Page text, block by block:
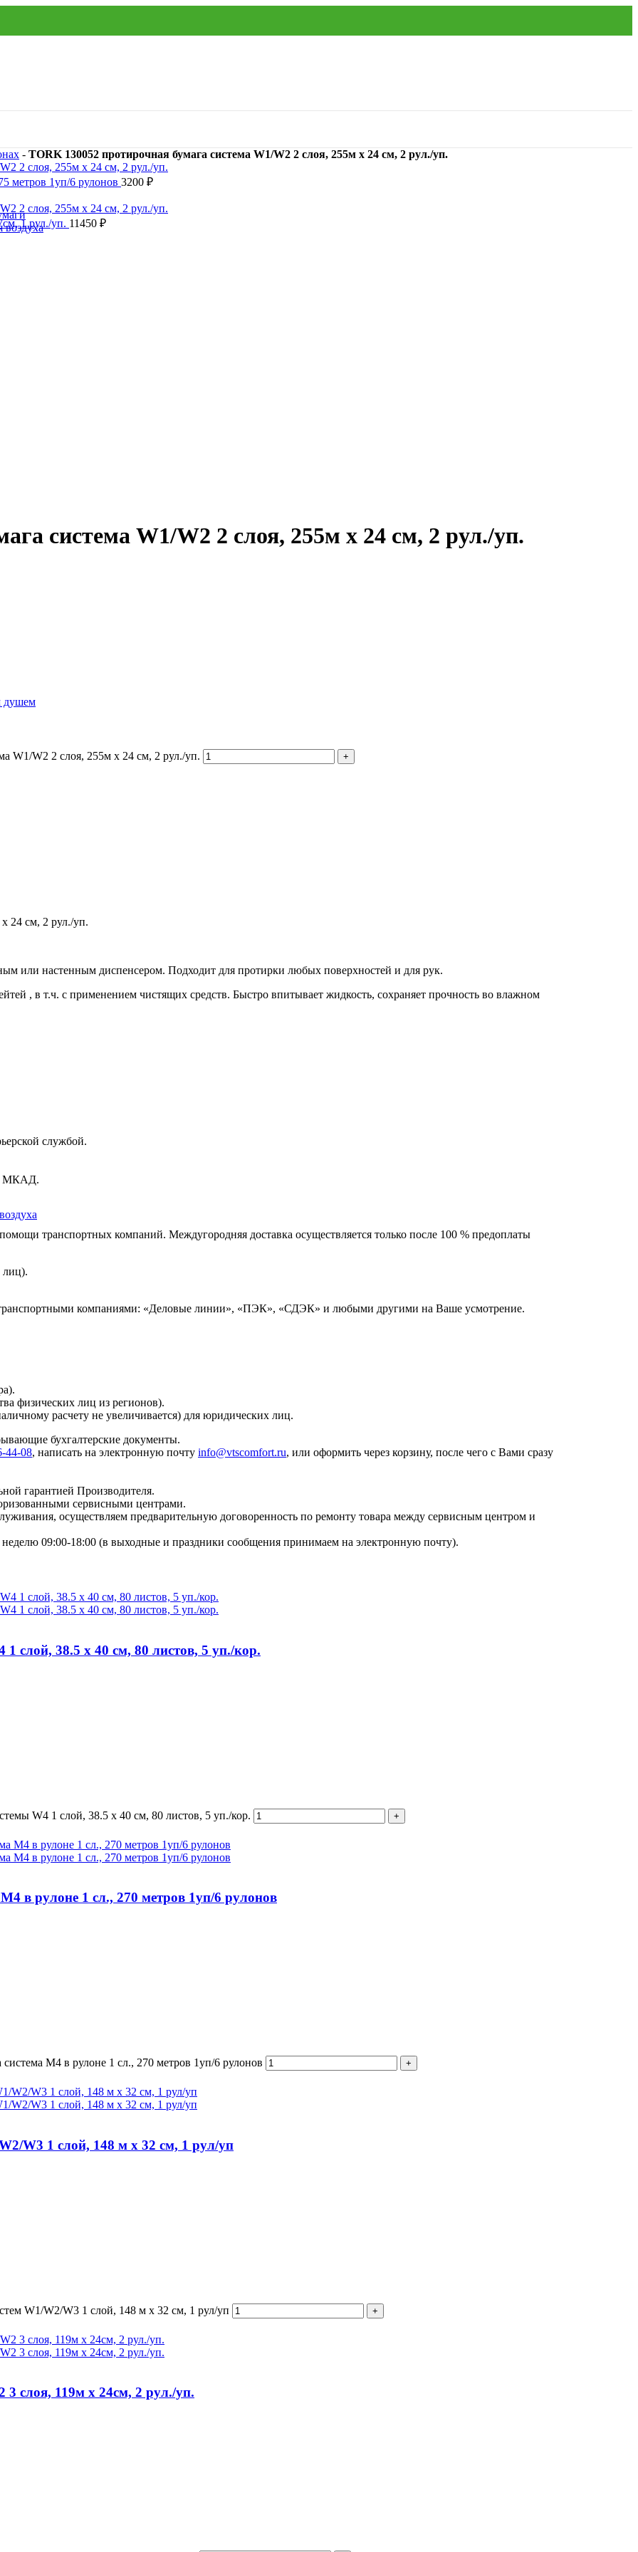
воздуха
душем
- TORK 130052 протирочная бумага система W1/W2 2 слоя, 255м х 24 см, 2 рул./уп.
метров 1уп/6 рулонов 3200 ₽
1 рул./уп. 11450 ₽
система W1/W2 2 слоя, 255м х 24 см, 2 рул./уп.
W1/W2 2 слоя, 255м х 24 см, 2 рул./уп.
24 см, 2 рул./уп.
или настенным диспенсером. Подходит для протирки любых поверхностей и для рук.
, в т.ч. с применением чистящих средств. Быстро впитывает жидкость, сохраняет прочность во влажном
службой.
МКАД.
транспортных компаний. Междугородняя доставка осуществляется только после 100 % предоплаты
лиц).
компаниями: «Деловые линии», «ПЭК», «СДЭК» и любыми другими на Ваше усмотрение.
физических лиц из регионов).
расчету не увеличивается) для юридических лиц.
бухгалтерские документы.
44-08, написать на электронную почту info@vtscomfort.ru, или оформить через корзину, после чего с Вами сразу
гарантией Производителя.
сервисными центрами.
осуществляем предварительную договоренность по ремонту товара между сервисным центром и
09:00-18:00 (в выходные и праздники сообщения принимаем на электронную почту).
слой, 38.5 х 40 см, 80 листов, 5 уп./кор.
W4 1 слой, 38.5 х 40 см, 80 листов, 5 уп./кор.
в рулоне 1 сл., 270 метров 1уп/6 рулонов
M4 в рулоне 1 сл., 270 метров 1уп/6 рулонов
W3 1 слой, 148 м х 32 см, 1 рул/уп
W1/W2/W3 1 слой, 148 м х 32 см, 1 рул/уп
3 слоя, 119м х 24см, 2 рул./уп.